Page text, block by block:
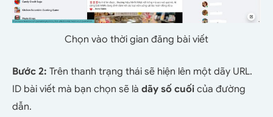
Chọn vào thời gian đăng bài viết
Bước 2: Trên thanh trạng thái sẽ hiện lên một dãy URL.
ID bài viết mà bạn chọn sẽ là dãy số cuối của đường
dẫn.